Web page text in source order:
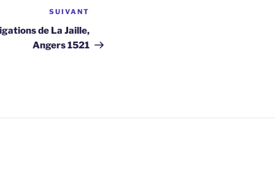
SUIVANT
de La Jaille,
Angers 1521